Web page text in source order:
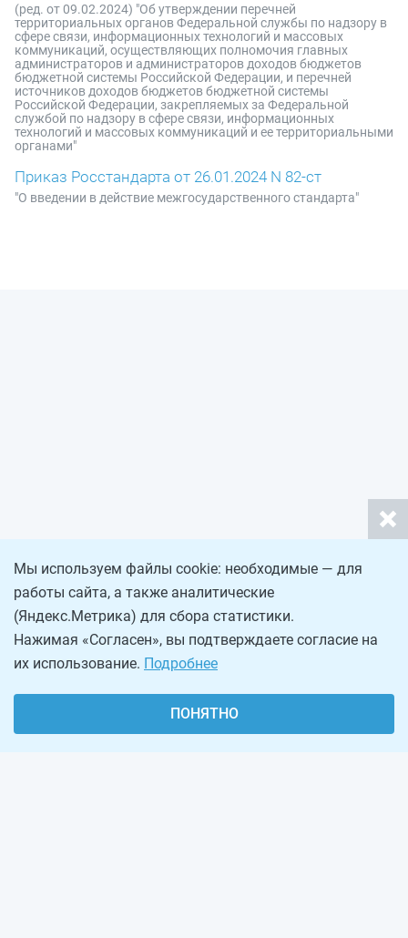
(ред. от 09.02.2024) "Об утверждении перечней
территориальных органов Федеральной службы по надзору в
сфере связи, информационных технологий и массовых
коммуникаций, осуществляющих полномочия главных
администраторов и администраторов доходов бюджетов
бюджетной системы Российской Федерации, и перечней
источников доходов бюджетов бюджетной системы
Российской Федерации, закрепляемых за Федеральной
службой по надзору в сфере связи, информационных
технологий и массовых коммуникаций и ее территориальными
органами"
Приказ Росстандарта от 26.01.2024 N 82-ст
"О введении в действие межгосударственного стандарта"
Мы используем файлы cookie: необходимые — для
работы сайта, а также аналитические
(Яндекс.Метрика) для сбора статистики.
Нажимая «Согласен», вы подтверждаете согласие на
их использование. Подробнее
ПОНЯТНО